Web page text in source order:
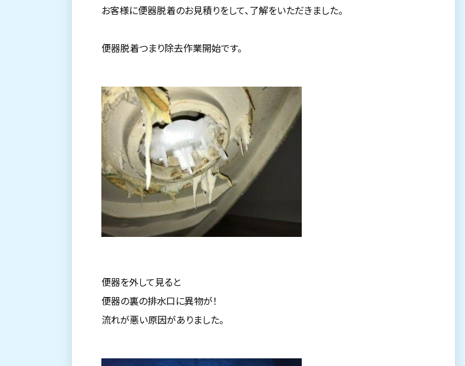
お客様に便器脱着のお見積りをして、了解をいただきました。
便器脱着つまり除去作業開始です。
便器を外して見ると
便器の裏の排水口に異物が！
流れが悪い原因がありました。